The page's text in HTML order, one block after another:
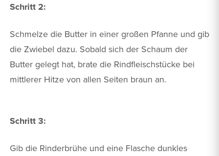
Schritt 2:
Schmelze die Butter in einer großen Pfanne und gib
die Zwiebel dazu. Sobald sich der Schaum der
Butter gelegt hat, brate die Rindfleischstücke bei
mittlerer Hitze von allen Seiten braun an.
Schritt 3:
Gib die Rinderbrühe und eine Flasche dunkles